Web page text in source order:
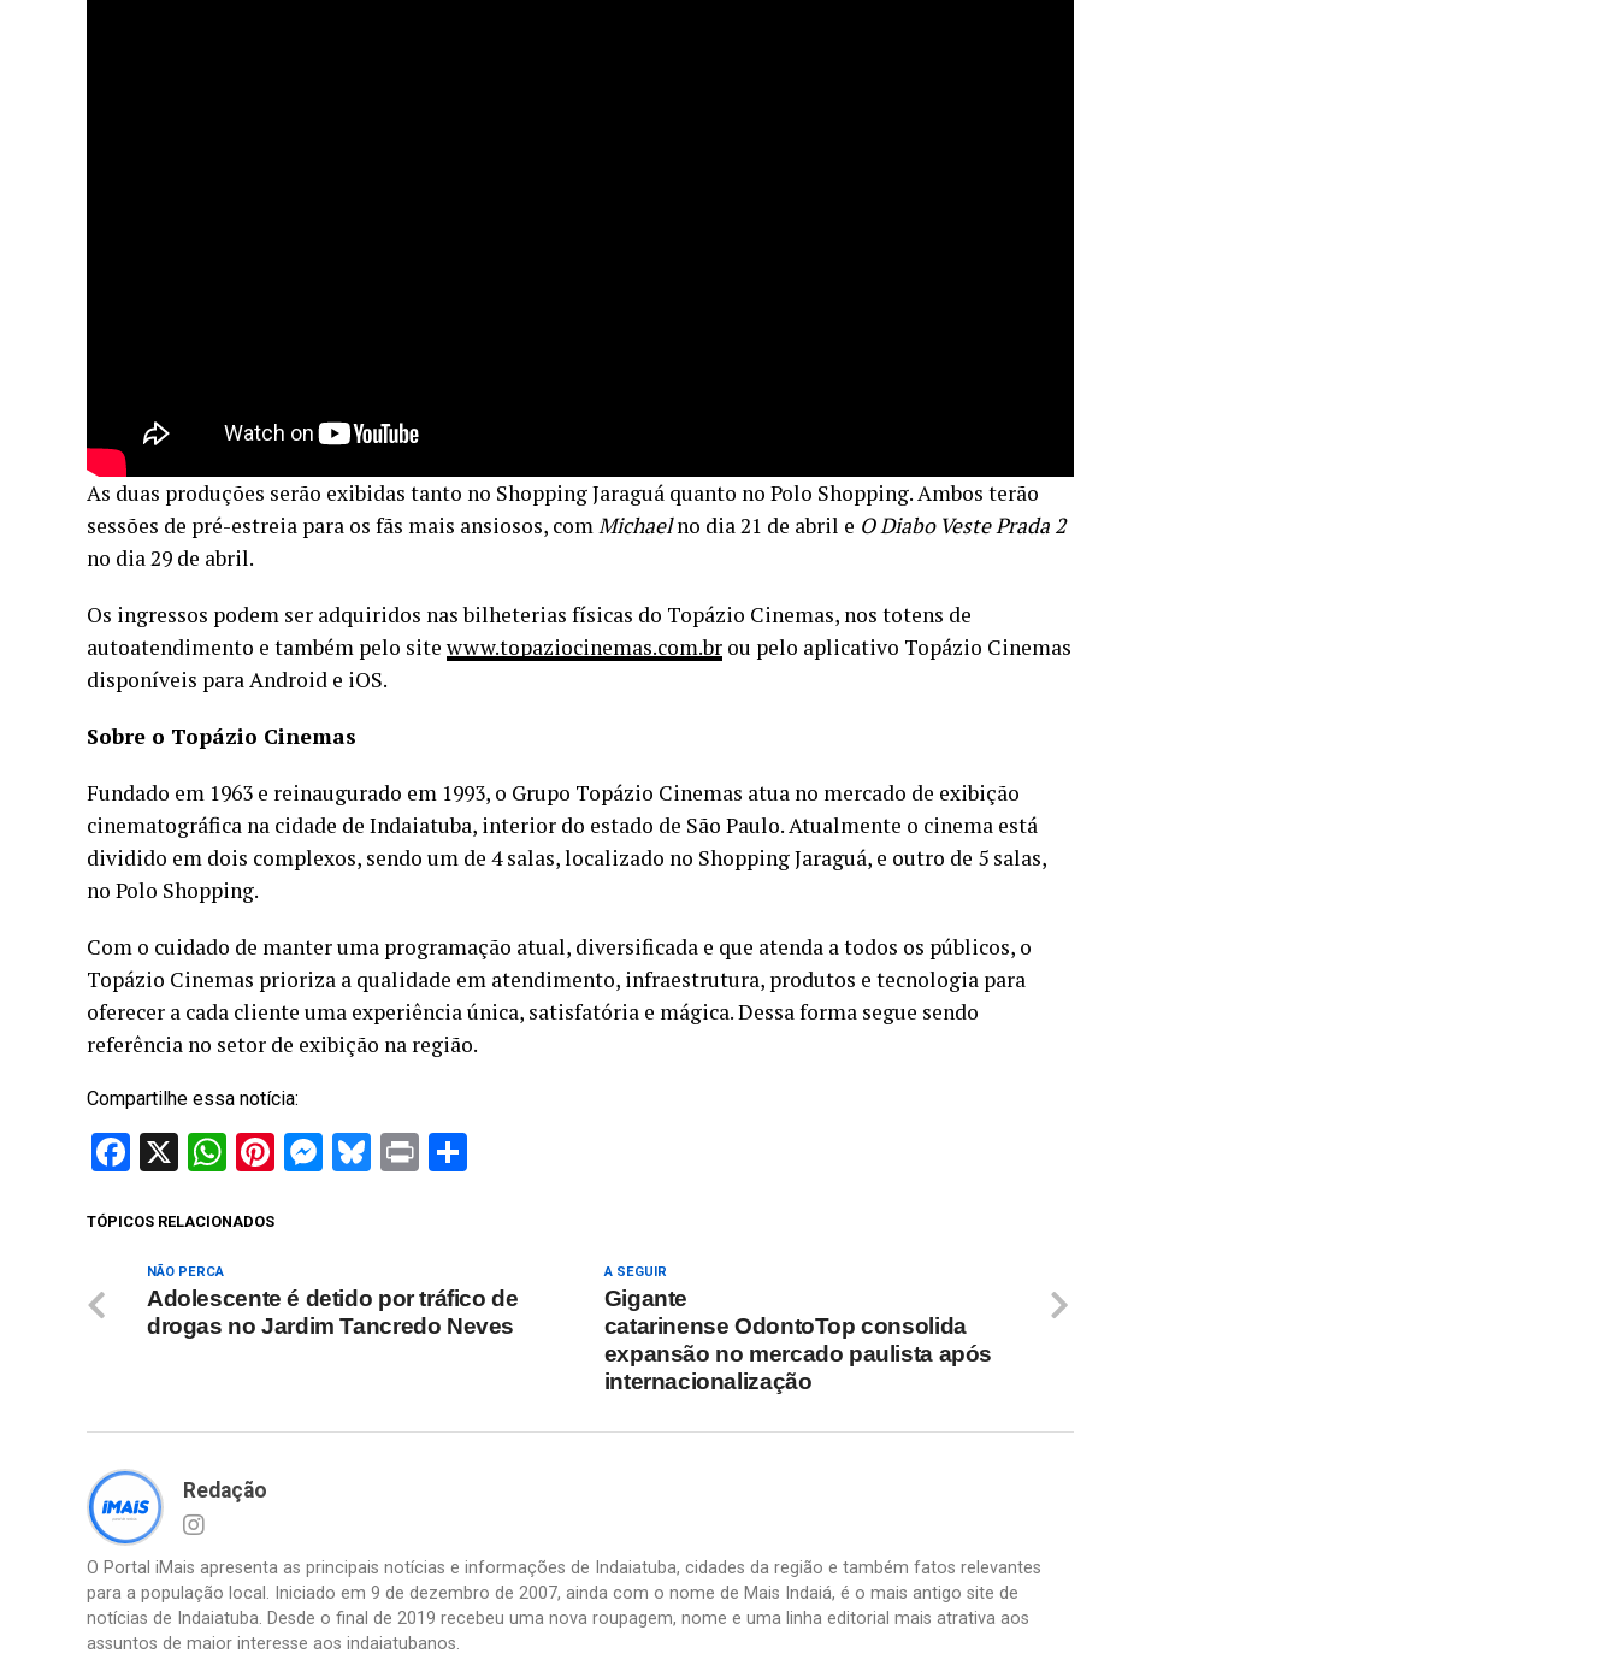
As duas produções serão exibidas tanto no Shopping Jaraguá quanto no Polo Shopping. Ambos terão
sessões de pré-estreia para os fãs mais ansiosos, comMichaelno dia 21 de abril e O Diabo Veste Prada 2
no dia 29 de abril.
Os ingressos podem ser adquiridos nas bilheterias físicas do Topázio Cinemas, nos totens de
autoatendimento e também pelo site www.topaziocinemas.com.br ou pelo aplicativo Topázio Cinemas
disponíveis para Android e iOS.
Sobre o Topázio Cinemas
Fundado em 1963 e reinaugurado em 1993, o Grupo Topázio Cinemas atua no mercado de exibição
cinematográfica na cidade de Indaiatuba, interior do estado de São Paulo. Atualmente o cinema está
dividido em dois complexos, sendo um de 4 salas, localizado no Shopping Jaraguá, e outro de 5 salas,
no Polo Shopping.
Com o cuidado de manter uma programação atual, diversificada e que atenda a todos os públicos, o
Topázio Cinemas prioriza a qualidade em atendimento, infraestrutura, produtos e tecnologia para
oferecer a cada cliente uma experiência única, satisfatória e mágica. Dessa forma segue sendo
referência no setor de exibição na região.
Compartilhe essa notícia:
Facebook
X WhatsApp
Pinterest
Messenger
Bluesky
Print
TÓPICOS RELACIONADOS
A SEGUIR
Gigante
catarinense OdontoTop consolida
expansão no mercado paulista após
internacionalização
NÃO PERCA
Adolescente é detido por tráfico de
drogas no Jardim Tancredo Neves
Redação
O Portal iMais apresenta as principais notícias e informações de Indaiatuba, cidades da região e também fatos relevantes
para a população local. Iniciado em 9 de dezembro de 2007, ainda com o nome de Mais Indaiá, é o mais antigo site de
notícias de Indaiatuba. Desde o final de 2019 recebeu uma nova roupagem, nome e uma linha editorial mais atrativa aos
assuntos de maior interesse aos indaiatubanos.